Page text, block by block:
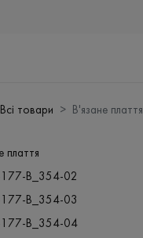
Всі товари В'язане плаття